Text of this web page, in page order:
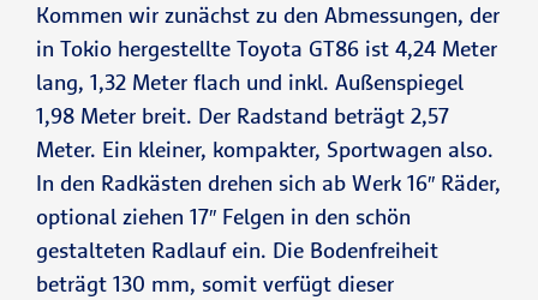
Kommen wir zunächst zu den Abmessungen, der
in Tokio hergestellte Toyota GT86 ist 4,24 Meter
lang, 1,32 Meter flach und inkl. Außenspiegel
1,98 Meter breit. Der Radstand beträgt 2,57
Meter. Ein kleiner, kompakter, Sportwagen also.
In den Radkästen drehen sich ab Werk 16″ Räder,
optional ziehen 17″ Felgen in den schön
gestalteten Radlauf ein. Die Bodenfreiheit
beträgt 130 mm, somit verfügt dieser